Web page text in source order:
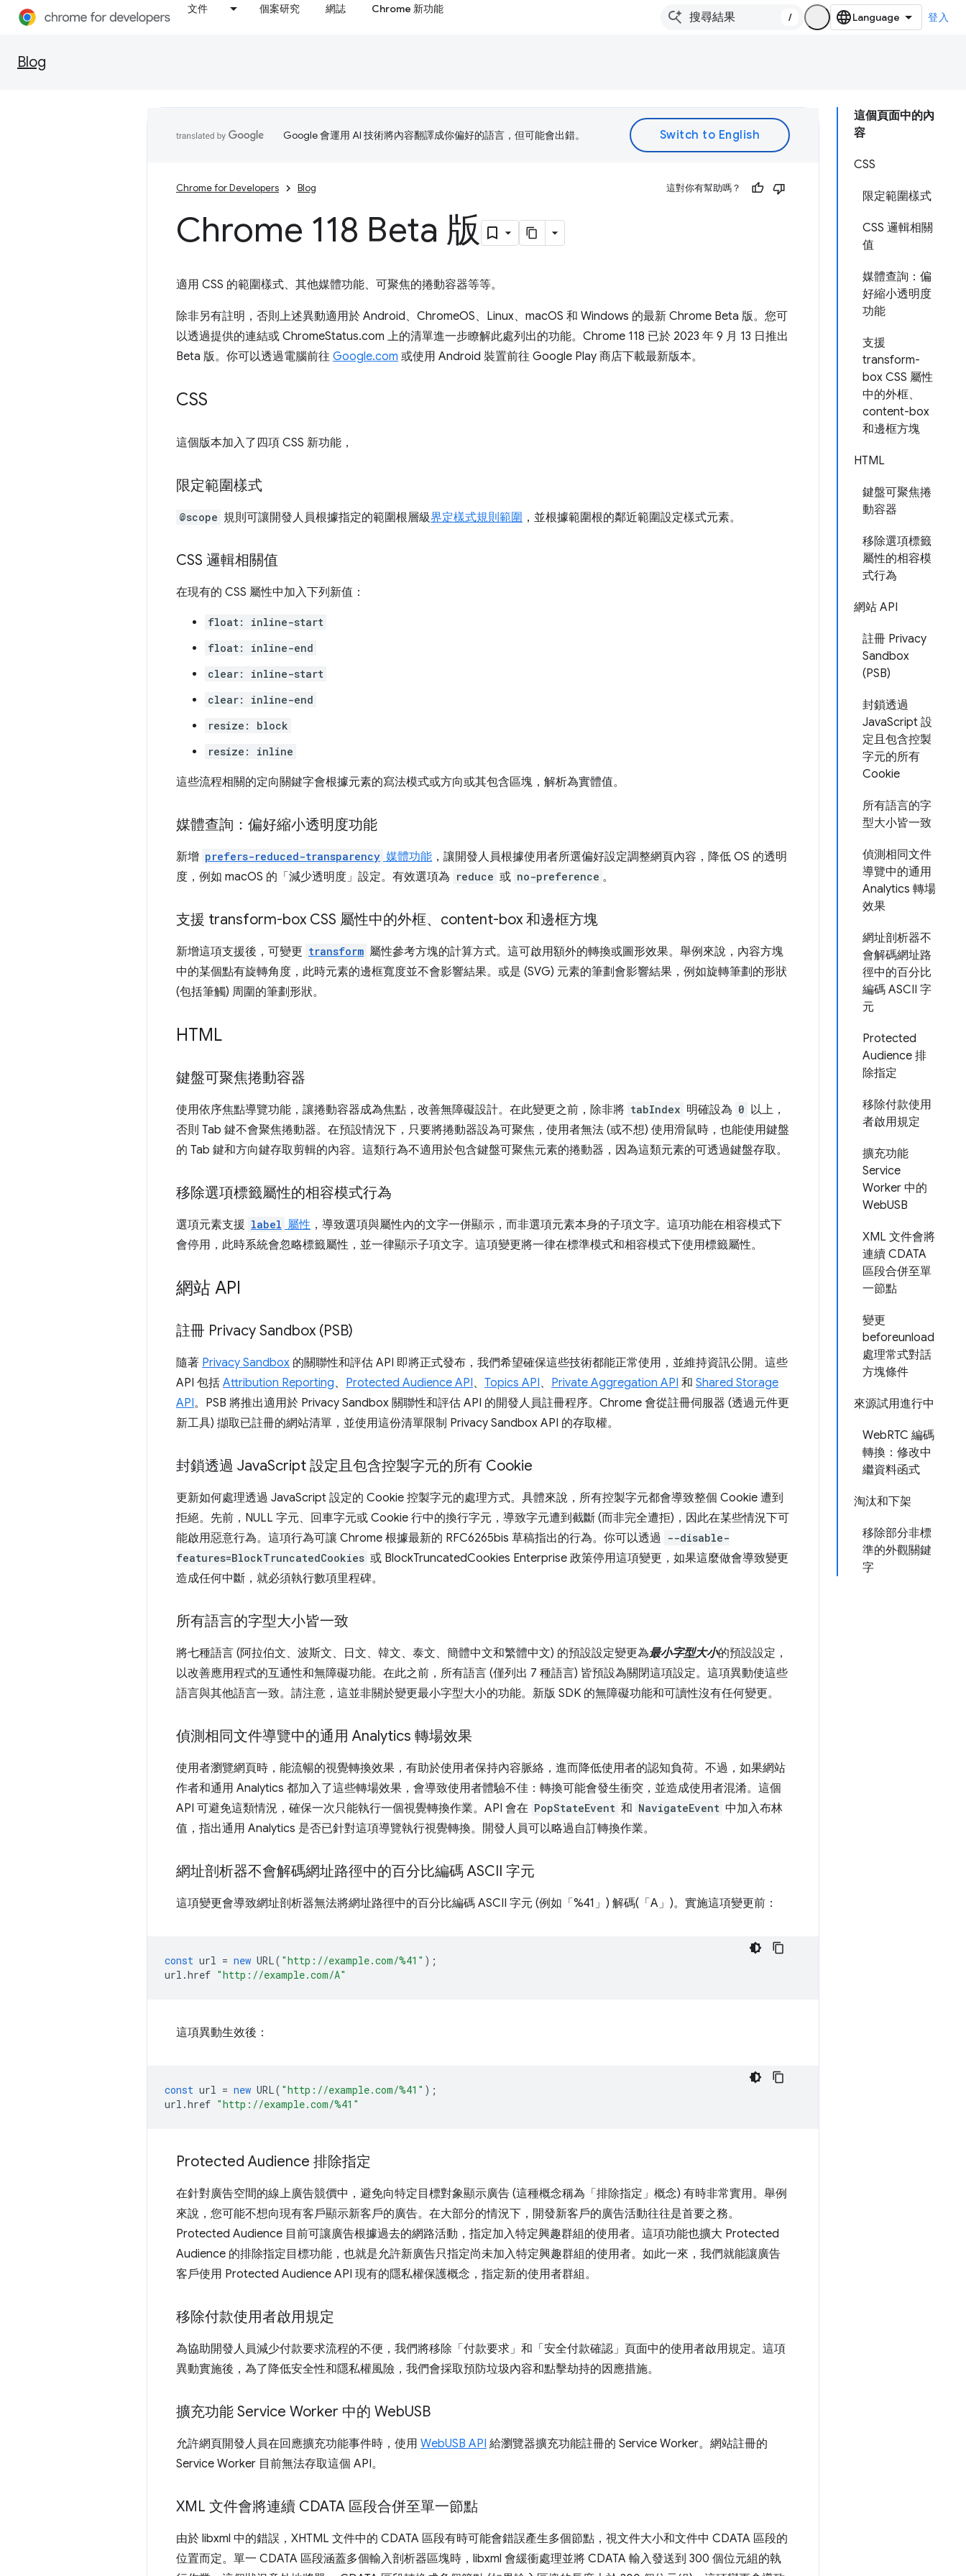
文件 個案研究 網誌 Chrome 新功能
/ 登入
Blog
這個頁面中的內
容
CSS
限定範圍樣式
CSS 邏輯相關
值
媒體查詢：偏
好縮小透明度
功能
支援
transform-
box CSS 屬性
中的外框、
content-box
和邊框方塊
HTML
鍵盤可聚焦捲
動容器
移除選項標籤
屬性的相容模
式行為
網站 API
註冊 Privacy
Sandbox
(PSB)
封鎖透過
JavaScript 設
定且包含控製
字元的所有
Cookie
所有語言的字
型大小皆一致
偵測相同文件
導覽中的通用
Analytics 轉場
效果
網址剖析器不
會解碼網址路
徑中的百分比
編碼 ASCII 字
元
Protected
Audience 排
除指定
移除付款使用
者啟用規定
擴充功能
Service
Worker 中的
WebUSB
XML 文件會將
連續 CDATA
區段合併至單
一節點
變更
beforeunload
處理常式對話
方塊條件
來源試用進行中
WebRTC 編碼
轉換：修改中
繼資料函式
淘汰和下架
移除部分非標
準的外觀關鍵
字
Google 會運用 AI 技術將內容翻譯成你偏好的語言，但可能會出錯。
Chrome for Developers Blog 這對你有幫助嗎？
Chrome 118 Beta 版
適用 CSS 的範圍樣式、其他媒體功能、可聚焦的捲動容器等等。
除非另有註明，否則上述異動適用於 Android、ChromeOS、Linux、macOS 和 Windows 的最新 Chrome Beta 版。您可
以透過提供的連結或 ChromeStatus.com 上的清單進一步瞭解此處列出的功能。Chrome 118 已於 2023 年 9 月 13 日推出
Beta 版。你可以透過電腦前往 Google.com 或使用 Android 裝置前往 Google Play 商店下載最新版本。
CSS
這個版本加入了四項 CSS 新功能，
限定範圍樣式
@scope 規則可讓開發人員根據指定的範圍根層級界定樣式規則範圍 ，並根據範圍根的鄰近範圍設定樣式元素。
CSS 邏輯相關值
在現有的 CSS 屬性中加入下列新值：
float: inline-start
float: inline-end
clear: inline-start
clear: inline-end
resize: block
resize: inline
這些流程相關的定向關鍵字會根據元素的寫法模式或方向或其包含區塊，解析為實體值。
媒體查詢：偏好縮小透明度功能
新增 prefers-reduced-transparency 媒體功能 ，讓開發人員根據使用者所選偏好設定調整網頁內容，降低 OS 的透明
度，例如 macOS 的「減少透明度」 設定。有效選項為 reduce 或 no-preference 。
支援 transform-box CSS 屬性中的外框、content-box 和邊框方塊
新增這項支援後，可變更 transform 屬性參考方塊的計算方式。這可啟用額外的轉換或圖形效果。舉例來說，內容方塊
中的某個點有旋轉角度，此時元素的邊框寬度並不會影響結果。或是 (SVG) 元素的筆劃會影響結果，例如旋轉筆劃的形狀
(包括筆觸) 周圍的筆劃形狀。
HTML
鍵盤可聚焦捲動容器
使用依序焦點導覽功能，讓捲動容器成為焦點，改善無障礙設計。在此變更之前，除非將 tabIndex 明確設為 0 以上，
否則 Tab 鍵不會聚焦捲動器。在預設情況下，只要將捲動器設為可聚焦，使用者無法 (或不想) 使用滑鼠時，也能使用鍵盤
的 Tab 鍵和方向鍵存取剪輯的內容。這類行為不適用於包含鍵盤可聚焦元素的捲動器，因為這類元素的可透過鍵盤存取。
移除選項標籤屬性的相容模式行為
選項元素支援 label 屬性 ，導致選項與屬性內的文字一併顯示，而非選項元素本身的子項文字。這項功能在相容模式下
會停用，此時系統會忽略標籤屬性，並一律顯示子項文字。這項變更將一律在標準模式和相容模式下使用標籤屬性。
網站 API
註冊 Privacy Sandbox (PSB)
隨著 Privacy Sandbox 的關聯性和評估 API 即將正式發布，我們希望確保這些技術都能正常使用，並維持資訊公開。這些
API 包括 Attribution Reporting、 Protected Audience API、 Topics API、 Private Aggregation API 和 Shared Storage
API。PSB 將推出適用於 Privacy Sandbox 關聯性和評估 API 的開發人員註冊程序。Chrome 會從註冊伺服器 (透過元件更
新工具) 擷取已註冊的網站清單，並使用這份清單限制 Privacy Sandbox API 的存取權。
封鎖透過 JavaScript 設定且包含控製字元的所有 Cookie
更新如何處理透過 JavaScript 設定的 Cookie 控製字元的處理方式。具體來說，所有控製字元都會導致整個 Cookie 遭到
拒絕。先前，NULL 字元、回車字元或 Cookie 行中的換行字元，導致字元遭到截斷 (而非完全遭拒)，因此在某些情況下可
能啟用惡意行為。這項行為可讓 Chrome 根據最新的 RFC6265bis 草稿指出的行為。你可以透過 --disable-
features=BlockTruncatedCookies 或 BlockTruncatedCookies Enterprise 政策停用這項變更，如果這麼做會導致變更
造成任何中斷，就必須執行數項里程碑。
所有語言的字型大小皆一致
將七種語言 (阿拉伯文、波斯文、日文、韓文、泰文、簡體中文和繁體中文) 的預設設定變更為最小字型大小的預設設定，
以改善應用程式的互通性和無障礙功能。在此之前，所有語言 (僅列出 7 種語言) 皆預設為關閉這項設定。這項異動使這些
語言與其他語言一致。請注意，這並非關於變更最小字型大小的功能。新版 SDK 的無障礙功能和可讀性沒有任何變更。
偵測相同文件導覽中的通用 Analytics 轉場效果
使用者瀏覽網頁時，能流暢的視覺轉換效果，有助於使用者保持內容脈絡，進而降低使用者的認知負荷。不過，如果網站
作者和通用 Analytics 都加入了這些轉場效果，會導致使用者體驗不佳：轉換可能會發生衝突，並造成使用者混淆。這個
API 可避免這類情況，確保一次只能執行一個視覺轉換作業。API 會在 PopStateEvent 和 NavigateEvent 中加入布林
值，指出通用 Analytics 是否已針對這項導覽執行視覺轉換。開發人員可以略過自訂轉換作業。
網址剖析器不會解碼網址路徑中的百分比編碼 ASCII 字元
這項變更會導致網址剖析器無法將網址路徑中的百分比編碼 ASCII 字元 (例如「%41」) 解碼(「A」)。實施這項變更前：
const url = new URL( "http://example.com/%41" );
url .href "http://example.com/A"
這項異動生效後：
const url = new URL( "http://example.com/%41" );
url .href "http://example.com/%41"
Protected Audience 排除指定
在針對廣告空間的線上廣告競價中，避免向特定目標對象顯示廣告 (這種概念稱為「排除指定」 概念) 有時非常實用。舉例
來說，您可能不想向現有客戶顯示新客戶的廣告。在大部分的情況下，開發新客戶的廣告活動往往是首要之務。
Protected Audience 目前可讓廣告根據過去的網路活動，指定加入特定興趣群組的使用者。這項功能也擴大 Protected
Audience 的排除指定目標功能，也就是允許新廣告只指定尚未加入特定興趣群組的使用者。如此一來，我們就能讓廣告
客戶使用 Protected Audience API 現有的隱私權保護概念，指定新的使用者群組。
移除付款使用者啟用規定
為協助開發人員減少付款要求流程的不便，我們將移除「付款要求」和「安全付款確認」頁面中的使用者啟用規定。這項
異動實施後，為了降低安全性和隱私權風險，我們會採取預防垃圾內容和點擊劫持的因應措施。
擴充功能 Service Worker 中的 WebUSB
允許網頁開發人員在回應擴充功能事件時，使用 WebUSB API 給瀏覽器擴充功能註冊的 Service Worker。網站註冊的
Service Worker 目前無法存取這個 API。
XML 文件會將連續 CDATA 區段合併至單一節點
由於 libxml 中的錯誤，XHTML 文件中的 CDATA 區段有時可能會錯誤產生多個節點，視文件大小和文件中 CDATA 區段的
位置而定。單一 CDATA 區段涵蓋多個輸入剖析器區塊時，libxml 會緩衝處理並將 CDATA 輸入發送到 300 個位元組的執